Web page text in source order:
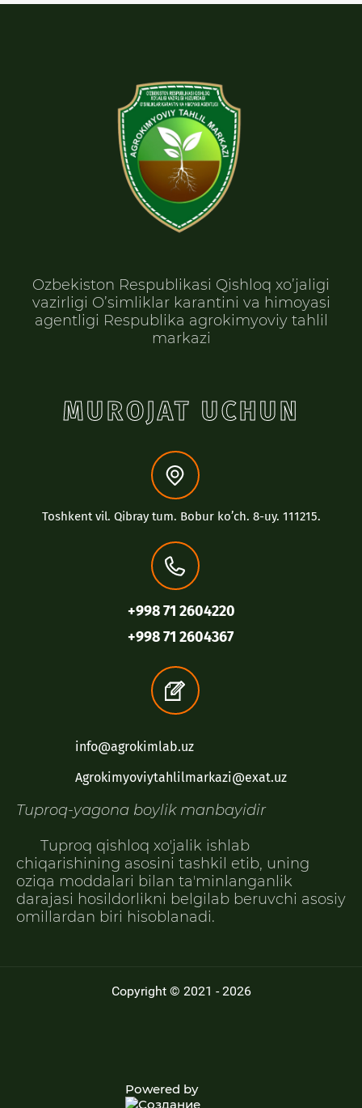
Ozbekiston Respublikasi Qishloq xo’jaligi
vazirligi O’simliklar karantini va himoyasi
agentligi Respublika agrokimyoviy tahlil
markazi
MUROJAT UCHUN
Toshkent vil. Qibray tum. Bobur koʼch. 8-uy. 111215.
+998 71 2604220
+998 71 2604367
info@agrokimlab.uz
Agrokimyoviytahlilmarkazi@exat.uz
Tuproq-yagona boylik manbayidir
Tuproq qishloq xoʼjalik ishlab
chiqarishining asosini tashkil etib, uning
oziqa moddalari bilan taʼminlanganlik
darajasi hosildorlikni belgilab beruvchi asosiy
omillardan biri hisoblanadi.
Copyright © 2021 - 2026
Powered by